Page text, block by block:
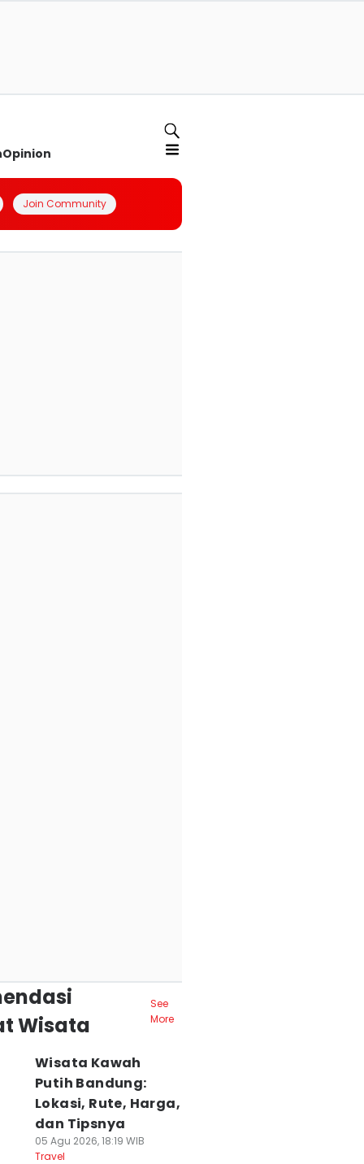
Opinion
Join Community
Wisata
See
More
Wisata Kawah
Putih Bandung:
Lokasi, Rute, Harga,
dan Tipsnya
05 Agu 2026, 18:19 WIB
Travel